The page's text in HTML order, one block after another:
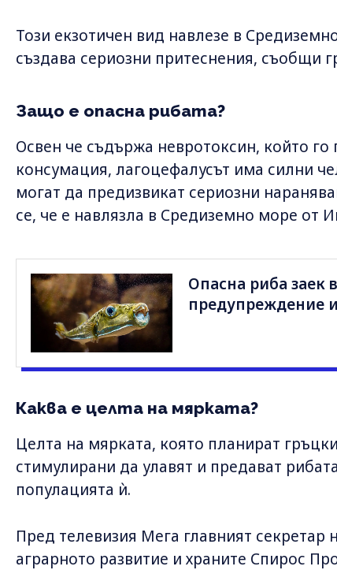
Този екзотичен вид навлезе в
създава сериозни притеснения, съобщи
Защо е опасна рибата?
Освен че съдържа невротоксин, който
консумация, лагоцефалусът има силни
могат да предизвикат сериозни
се, че е навлязла в Средиземно море от
Опасна риба заек
предупреждение
Каква е целта на мярката?
Целта на мярката, която планират
стимулирани да улавят и предават
популацията ѝ.
Пред телевизия Мега главният секретар
аграрното развитие и храните Спирос